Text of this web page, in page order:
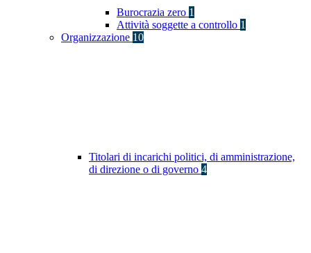
Burocrazia zero 1
Attività soggette a controllo 1
Organizzazione 10
Titolari di incarichi politici, di amministrazione,
di direzione o di governo 4